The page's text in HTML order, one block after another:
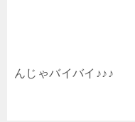
んじゃバイバイ♪♪♪